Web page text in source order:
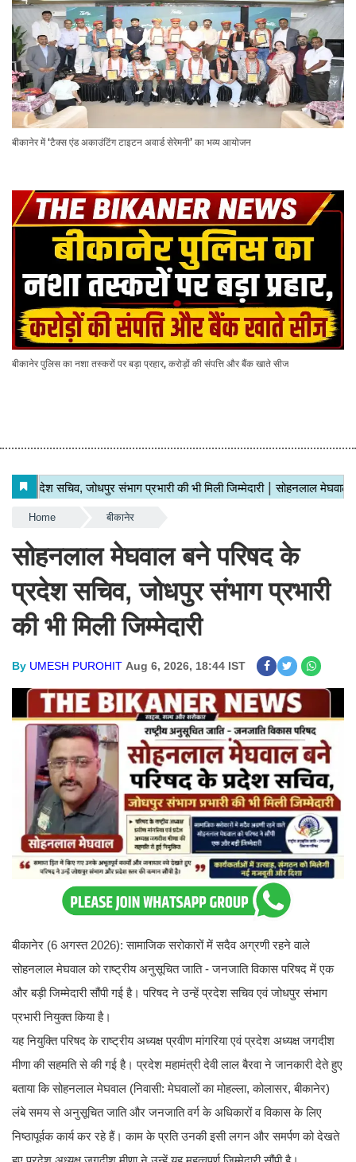
बीकानेर में ‘टैक्स एंड अकाउंटिंग टाइटन अवार्ड सेरेमनी’ का भव्य आयोजन
बीकानेर पुलिस का नशा तस्करों पर बड़ा प्रहार, करोड़ों की संपत्ति और बैंक खाते सीज
Home बीकानेर
सोहनलाल मेघवाल बने परिषद के
प्रदेश सचिव, जोधपुर संभाग प्रभारी
की भी मिली जिम्मेदारी
By UMESH PUROHIT Aug 6, 2026, 18:44 IST
बीकानेर (6 अगस्त 2026): सामाजिक सरोकारों में सदैव अग्रणी रहने वाले
सोहनलाल मेघवाल को राष्ट्रीय अनुसूचित जाति - जनजाति विकास परिषद में एक
और बड़ी जिम्मेदारी सौंपी गई है। परिषद ने उन्हें प्रदेश सचिव एवं जोधपुर संभाग
प्रभारी नियुक्त किया है।
यह नियुक्ति परिषद के राष्ट्रीय अध्यक्ष प्रवीण मांगरिया एवं प्रदेश अध्यक्ष जगदीश
मीणा की सहमति से की गई है। प्रदेश महामंत्री देवी लाल बैरवा ने जानकारी देते हुए
बताया कि सोहनलाल मेघवाल (निवासी: मेघवालों का मोहल्ला, कोलासर, बीकानेर)
लंबे समय से अनुसूचित जाति और जनजाति वर्ग के अधिकारों व विकास के लिए
निष्ठापूर्वक कार्य कर रहे हैं। काम के प्रति उनकी इसी लगन और समर्पण को देखते